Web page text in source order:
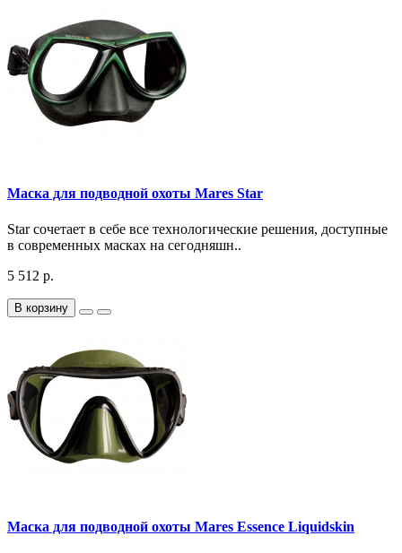
Маска для подводной охоты Mares Star
Star сочетает в себе все технологические решения, доступные
в современных масках на сегодняшн..
5 512 р.
В корзину
Маска для подводной охоты Mares Essence Liquidskin